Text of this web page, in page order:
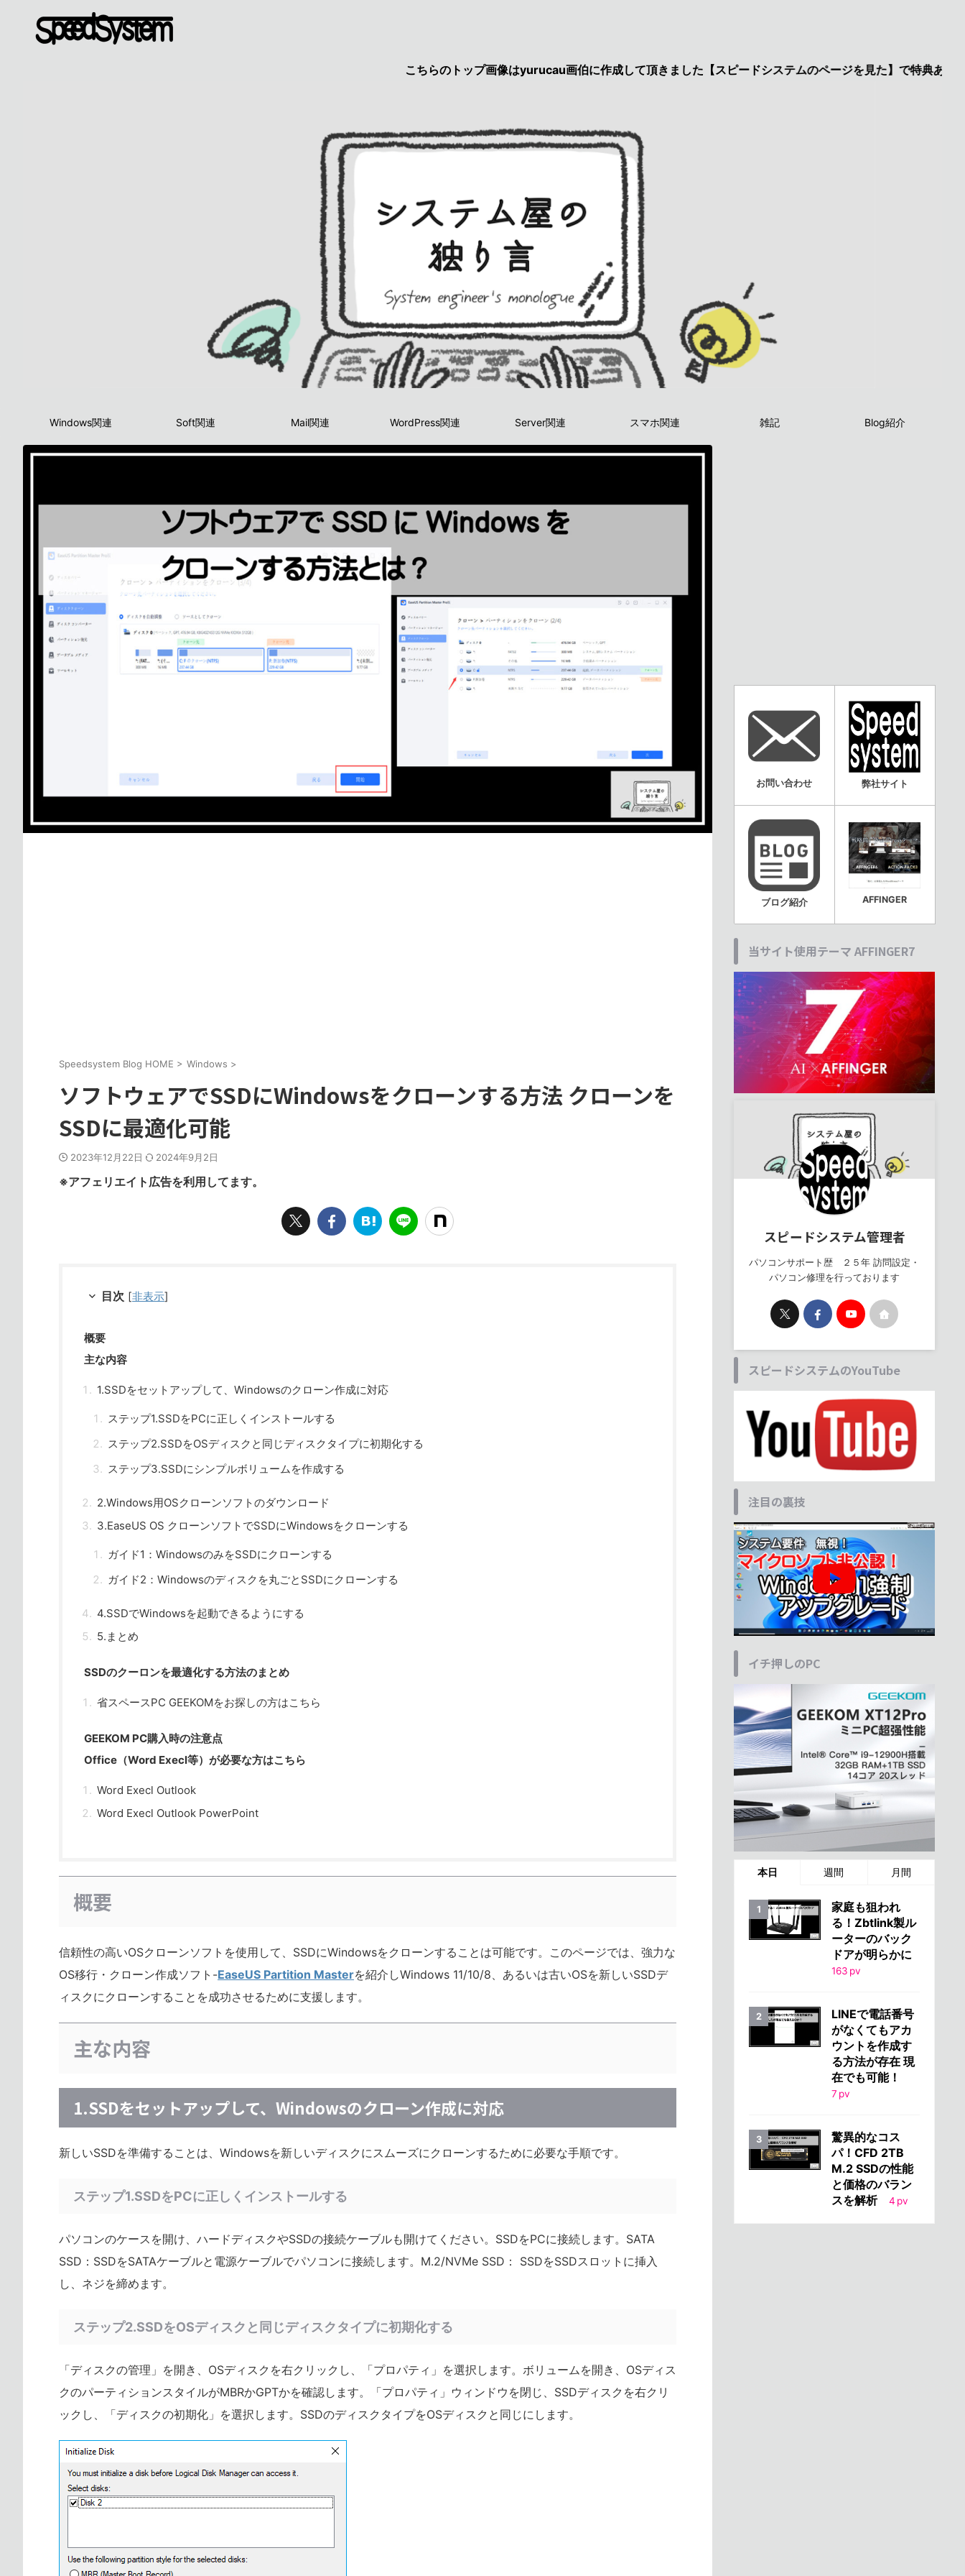
こちらのトップ画像はyurucau画伯に作成して頂きました【スピードシステムのページを見た】で特典あり 興味のあ
Windows関連 Soft関連 Mail関連 WordPress関連 Server関連 スマホ関連 雑記 Blog紹介
Speedsystem Blog HOME > Windows >
ソフトウェアでSSDにWindowsをクローンする方法 クローンを
SSDに最適化可能
2023年12月22日 2024年9月2日
※アフェリエイト広告を利用してます。
目次 [非表示]
概要
主な内容
1.SSDをセットアップして、Windowsのクローン作成に対応
ステップ1.SSDをPCに正しくインストールする
ステップ2.SSDをOSディスクと同じディスクタイプに初期化する
ステップ3.SSDにシンプルボリュームを作成する
2.Windows用OSクローンソフトのダウンロード
3.EaseUS OS クローンソフトでSSDにWindowsをクローンする
ガイド1：WindowsのみをSSDにクローンする
ガイド2：Windowsのディスクを丸ごとSSDにクローンする
4.SSDでWindowsを起動できるようにする
5.まとめ
SSDのクーロンを最適化する方法のまとめ
省スペースPC GEEKOMをお探しの方はこちら
GEEKOM PC購入時の注意点
Office（Word Execl等）が必要な方はこちら
Word Execl Outlook
Word Execl Outlook PowerPoint
概要
信頼性の高いOSクローンソフトを使用して、SSDにWindowsをクローンすることは可能です。このページでは、強力な
OS移行・クローン作成ソフト-EaseUS Partition Masterを紹介しWindows 11/10/8、あるいは古いOSを新しいSSDデ
ィスクにクローンすることを成功させるために支援します。
主な内容
1.SSDをセットアップして、Windowsのクローン作成に対応
新しいSSDを準備することは、Windowsを新しいディスクにスムーズにクローンするために必要な手順です。
ステップ1.SSDをPCに正しくインストールする
パソコンのケースを開け、ハードディスクやSSDの接続ケーブルも開けてください。SSDをPCに接続します。SATA
SSD：SSDをSATAケーブルと電源ケーブルでパソコンに接続します。M.2/NVMe SSD： SSDをSSDスロットに挿入
し、ネジを締めます。
ステップ2.SSDをOSディスクと同じディスクタイプに初期化する
「ディスクの管理」を開き、OSディスクを右クリックし、「プロパティ」を選択します。ボリュームを開き、OSディス
クのパーティションスタイルがMBRかGPTかを確認します。「プロパティ」ウィンドウを閉じ、SSDディスクを右クリ
ックし、「ディスクの初期化」を選択します。SSDのディスクタイプをOSディスクと同じにします。
お問い合わせ 弊社サイト
ブログ紹介 AFFINGER
当サイト使用テーマ AFFINGER7
スピードシステム管理者
パソコンサポート歴 ２５年 訪問設定・
パソコン修理を行っております
スピードシステムのYouTube
注目の裏技
イチ押しのPC
本日 週間 月間
家庭も狙われ
る！Zbtlink製ル
ーターのバック
ドアが明らかに
163 pv
LINEで電話番号
がなくてもアカ
ウントを作成す
る方法が存在 現
在でも可能！
7 pv
驚異的なコス
パ！CFD 2TB
M.2 SSDの性能
と価格のバラン
スを解析
4 pv